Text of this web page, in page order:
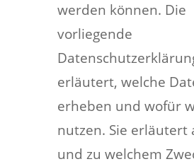
werden können. Die
vorliegende
erläutert, welche
erheben und wofür
nutzen. Sie erläutert
und zu welchem